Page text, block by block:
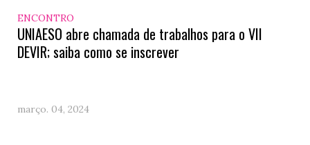
ENCONTRO
UNIAESO abre chamada de trabalhos para o VII
DEVIR; saiba como se inscrever
março. 04, 2024